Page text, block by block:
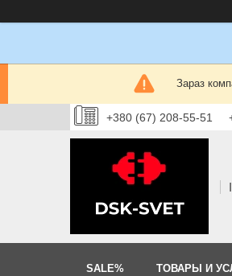
Зараз
+380 (67) 208-55-51
SALE% ТОВАРЫ И